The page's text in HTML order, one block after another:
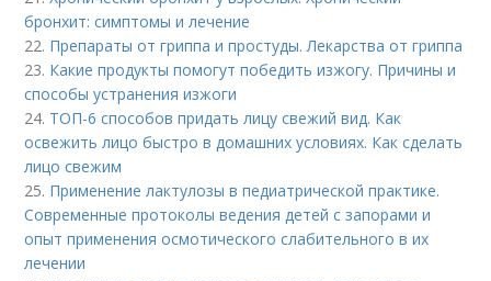
бронхит: симптомы и лечение
22. Препараты от гриппа и простуды. Лекарства от гриппа
23. Какие продукты помогут победить изжогу. Причины и
способы устранения изжоги
24. ТОП-6 способов придать лицу свежий вид. Как
освежить лицо быстро в домашних условиях. Как сделать
лицо свежим
25. Применение лактулозы в педиатрической практике.
Современные протоколы ведения детей с запорами и
опыт применения осмотического слабительного в их
лечении